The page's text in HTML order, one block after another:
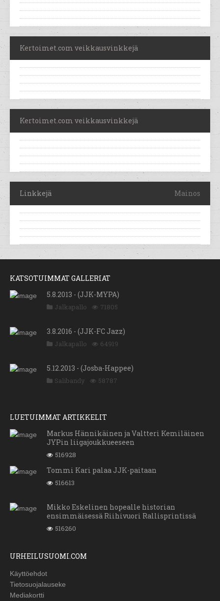
Kertoimet.com veikkausvinkkejä
Kertoimet.com veikkausvinkkejä
Linkkejä Mainos
KATSOTUIMMAT GALLERIAT
5.8.2013 - (JJK-MYPA)
Jalkapallo 71805
3.8.2016 - (JJK-FC Jazz)
Jalkapallo 64919
5.12.2013 - (Josba-Happee)
Salibandy 58787
LUETUIMMAT ARTIKKELIT
Markus Hännikäinen ja Valtteri Kemiläinen
JYPin liigajoukkueeseen
516928
Tommi Kari palaa JJK-paitaan
516613
Mikko Eskelinen hopealle historian
ensimmäisessä Riihivuori Rallisprintissä
516260
URHEILUSUOMI.COM
Käyttöehdot
Tietosuojalauseke
Mediakortti